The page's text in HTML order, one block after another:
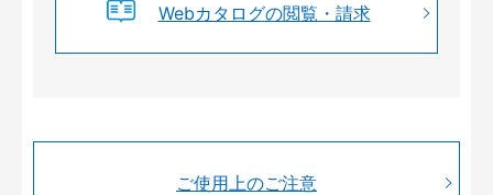
Webカタログの閲覧・請求
ご使用上のご注意